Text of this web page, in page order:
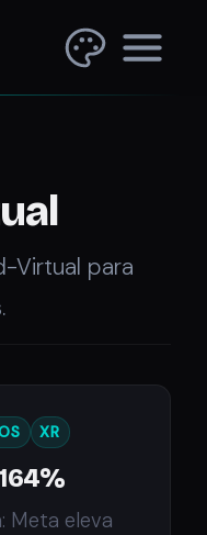
Virtual para
XR
Meta eleva